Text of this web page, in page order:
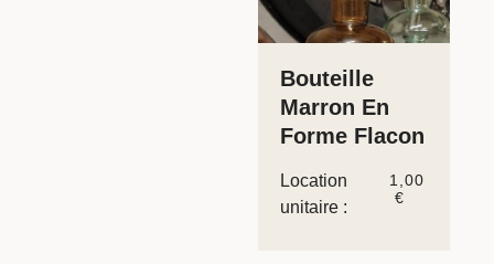
Bouteille
Marron En
Forme Flacon
Location
unitaire :
1,00
€